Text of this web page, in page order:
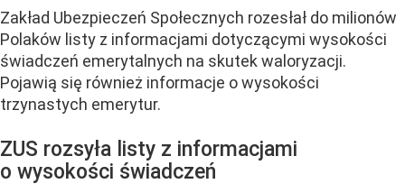
Zakład Ubezpieczeń Społecznych rozesłał do milionów
Polaków listy z informacjami dotyczącymi wysokości
świadczeń emerytalnych na skutek waloryzacji.
Pojawią się również informacje o wysokości
trzynastych emerytur.
ZUS rozsyła listy z informacjami
o wysokości świadczeń